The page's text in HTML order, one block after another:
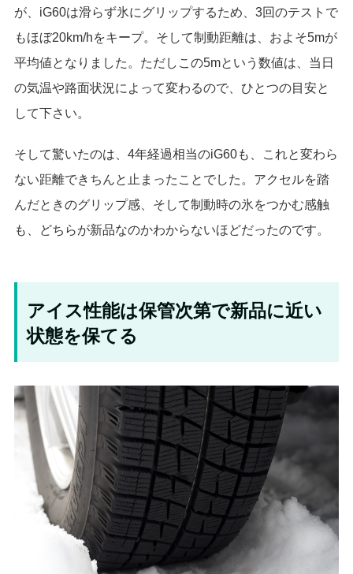
が、iG60は滑らず氷にグリップするため、3回のテストで
もほぼ20km/hをキープ。そして制動距離は、およそ5mが
平均値となりました。ただしこの5mという数値は、当日
の気温や路面状況によって変わるので、ひとつの目安と
して下さい。
そして驚いたのは、4年経過相当のiG60も、これと変わら
ない距離できちんと止まったことでした。アクセルを踏
んだときのグリップ感、そして制動時の氷をつかむ感触
も、どちらが新品なのかわからないほどだったのです。
アイス性能は保管次第で新品に近い
状態を保てる